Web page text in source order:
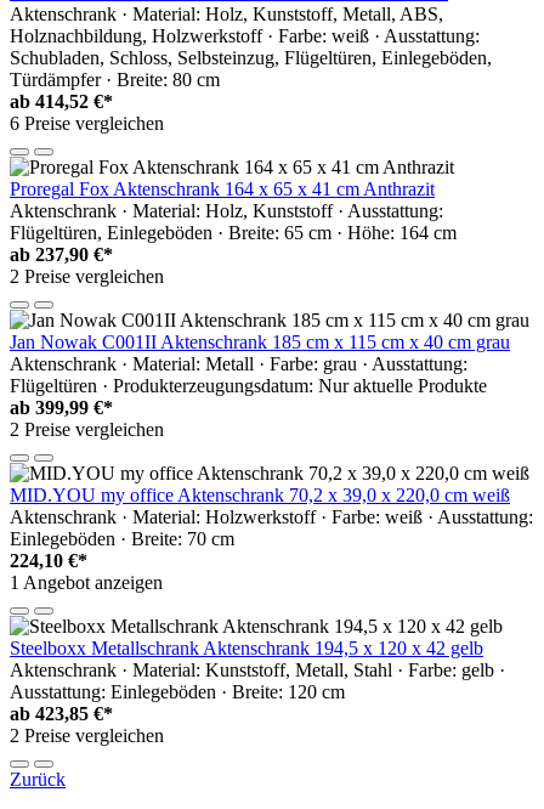
Aktenschrank · Material: Holz, Kunststoff, Metall, ABS,
Holznachbildung, Holzwerkstoff · Farbe: weiß · Ausstattung:
Schubladen, Schloss, Selbsteinzug, Flügeltüren, Einlegeböden,
Türdämpfer · Breite: 80 cm
ab 414,52 €*
6 Preise vergleichen
Proregal Fox Aktenschrank 164 x 65 x 41 cm Anthrazit
Aktenschrank · Material: Holz, Kunststoff · Ausstattung:
Flügeltüren, Einlegeböden · Breite: 65 cm · Höhe: 164 cm
ab 237,90 €*
2 Preise vergleichen
Jan Nowak C001II Aktenschrank 185 cm x 115 cm x 40 cm grau
Aktenschrank · Material: Metall · Farbe: grau · Ausstattung:
Flügeltüren · Produkterzeugungsdatum: Nur aktuelle Produkte
ab 399,99 €*
2 Preise vergleichen
MID.YOU my office Aktenschrank 70,2 x 39,0 x 220,0 cm weiß
Aktenschrank · Material: Holzwerkstoff · Farbe: weiß · Ausstattung:
Einlegeböden · Breite: 70 cm
224,10 €*
1 Angebot anzeigen
Steelboxx Metallschrank Aktenschrank 194,5 x 120 x 42 gelb
Aktenschrank · Material: Kunststoff, Metall, Stahl · Farbe: gelb ·
Ausstattung: Einlegeböden · Breite: 120 cm
ab 423,85 €*
2 Preise vergleichen
Zurück